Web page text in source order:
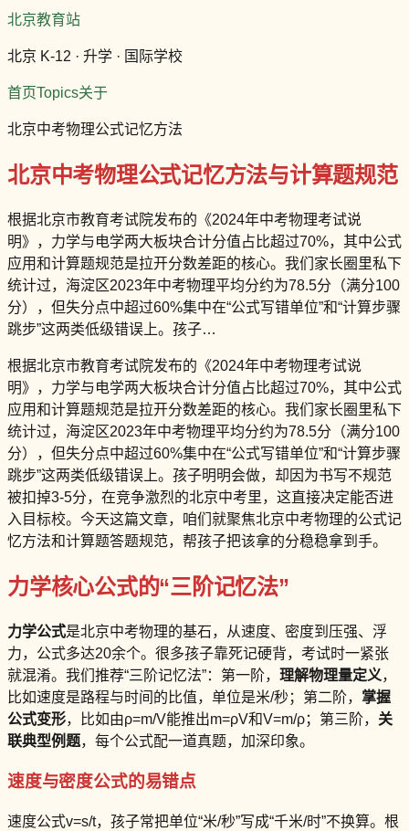
北京教育站
北京 K-12 · 升学 · 国际学校
首页Topics关于
北京中考物理公式记忆方法
北京中考物理公式记忆方法与计算题规范
根据北京市教育考试院发布的《2024年中考物理考试说
明》，力学与电学两大板块合计分值占比超过70%，其中公式
应用和计算题规范是拉开分数差距的核心。我们家长圈里私下
统计过，海淀区2023年中考物理平均分约为78.5分（满分100
分），但失分点中超过60%集中在“公式写错单位”和“计算步骤
跳步”这两类低级错误上。孩子…
根据北京市教育考试院发布的《2024年中考物理考试说
明》，力学与电学两大板块合计分值占比超过70%，其中公式
应用和计算题规范是拉开分数差距的核心。我们家长圈里私下
统计过，海淀区2023年中考物理平均分约为78.5分（满分100
分），但失分点中超过60%集中在“公式写错单位”和“计算步骤
跳步”这两类低级错误上。孩子明明会做，却因为书写不规范
被扣掉3-5分，在竞争激烈的北京中考里，这直接决定能否进
入目标校。今天这篇文章，咱们就聚焦北京中考物理的公式记
忆方法和计算题答题规范，帮孩子把该拿的分稳稳拿到手。
力学核心公式的“三阶记忆法”
力学公式是北京中考物理的基石，从速度、密度到压强、浮
力，公式多达20余个。很多孩子靠死记硬背，考试时一紧张
就混淆。我们推荐“三阶记忆法”：第一阶， 理解物理量定义，
比如速度是路程与时间的比值，单位是米/秒；第二阶， 掌握
公式变形，比如由ρ=m/V能推出m=ρV和V=m/ρ；第三阶， 关
联典型例题，每个公式配一道真题，加深印象。
速度与密度公式的易错点
速度公式v=s/t，孩子常把单位“米/秒”写成“千米/时”不换算。根